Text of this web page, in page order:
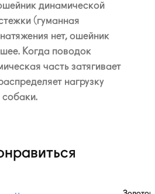
динамической
(гуманная
нет, ошейник
Когда поводок
часть затягивает
нагрузку